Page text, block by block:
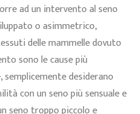
ad un intervento al seno
o asimmetrico,
delle mammelle dovuto
sono le cause più
desiderano
con un seno più sensuale e
seno troppo piccolo e